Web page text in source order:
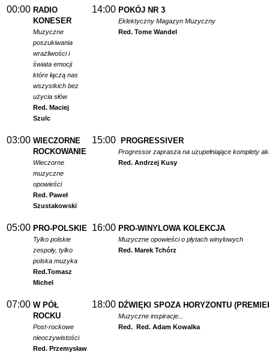
00:00 RADIO
KONESER
Muzyczne
poszukiwania
wrażliwości i
świata emocji
które łączą nas
wszystkich bez
użycia słów
Red. Maciej
Szulc
14:00 POKÓJ NR 3
Eklektyczny Magazyn Muzyczny
Red. Tome Wandel
03:00 WIECZORNE
ROCKOWANIE
Wieczorne
muzyczne
opowieści
Red. Paweł
Szustakowski
15:00 PROGRESSIVER
Progressor zaprasza na uzupełniające komplety
Red. Andrzej Kusy
05:00 PRO-POLSKIE
Tylko polskie
zespoły, tylko
polska muzyka
Red.Tomasz
Michel
16:00 PRO-WINYLOWA KOLEKCJA
Muzyczne opowieści o płytach winylowych
Red. Marek Tchórz
07:00 W PÓŁ
ROCKU
Post-rockowe
nieoczywistości
Red. Przemysław
18:00 DŹWIĘKI SPOZA HORYZONTU
Muzyczne inspiracje...
Red. Red. Adam Kowalka